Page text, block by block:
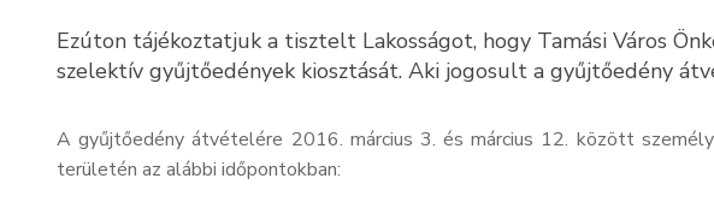
Ezúton tájékoztatjuk a tisztelt Lakosságot, hogy Tamási Város
szelektív gyűjtőedények kiosztását. Aki jogosult a gyűjtőedény
A gyűjtőedény átvételére 2016. március 3. és március 12. között
területén az alábbi időpontokban: